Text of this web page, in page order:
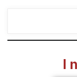
I